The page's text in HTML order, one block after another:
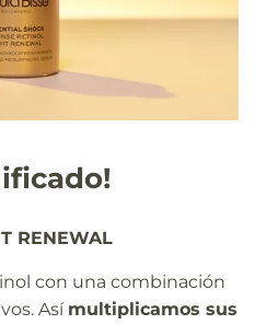
RENEWAL
con una combinación
Así multiplicamos sus